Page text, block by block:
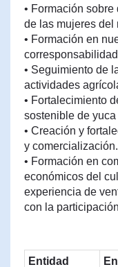
• Formación
de las mujeres del
• Formación en
• Seguimiento de
actividades
• Fortalecimiento
sostenible de
• Creación y
y comercialización.
• Formación en
económicos del
experiencia de
con la
Entidad